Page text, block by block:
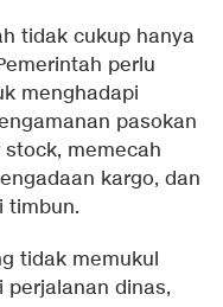
tidak cukup hanya
perlu
menghadapi
pasokan
memecah
kargo, dan
timbun.
tidak memukul
dinas,